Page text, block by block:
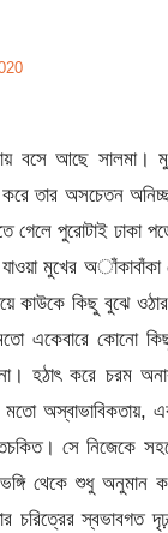
বসে আছে সালমা।
তার অসচেতন
গেলে পুরোটাই ঢাকা
মুখের অাঁকাবাঁকা
কাউকে কিছু বুঝে
একেবারে কোনো
হঠাৎ করে চরম
মতো অস্বাভাবিকতায়,
সে নিজেকে
থেকে শুধু অনুমান
চরিত্রের স্বভাবগত